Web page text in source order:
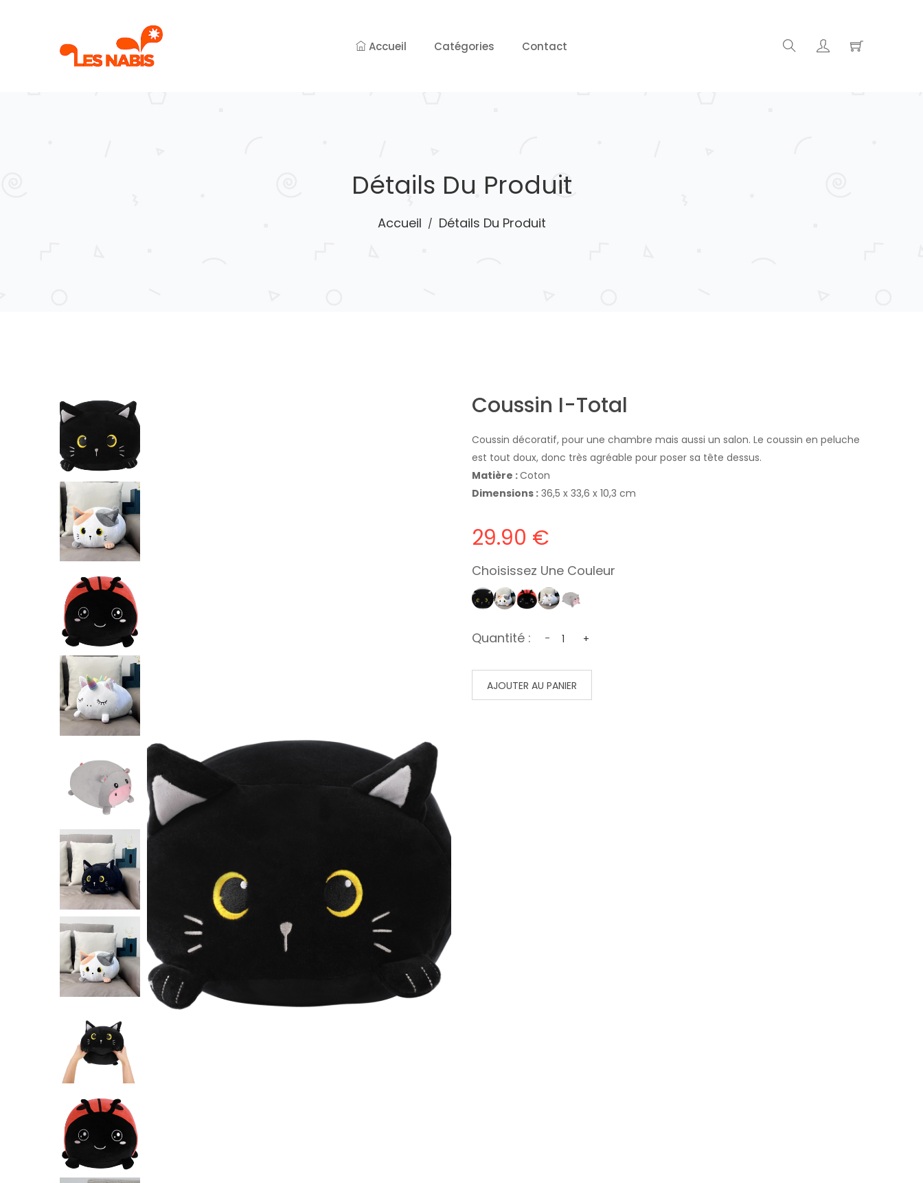
Accueil Catégories Contact
Détails Du Produit
Accueil / Détails Du Produit
Coussin I-Total
Coussin décoratif, pour une chambre mais aussi un salon. Le coussin en peluche
est tout doux, donc très agréable pour poser sa tête dessus.
Matière :Coton
Dimensions : 36,5 x 33,6 x 10,3 cm
29.90 €
Choisissez Une Couleur
Quantité : - +
AJOUTER AU PANIER